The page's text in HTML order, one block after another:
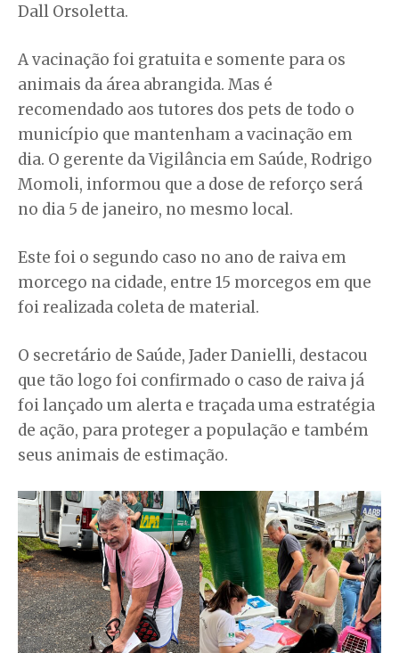
Dall Orsoletta.
A vacinação foi gratuita e somente para os
animais da área abrangida. Mas é
recomendado aos tutores dos pets de todo o
município que mantenham a vacinação em
dia. O gerente da Vigilância em Saúde, Rodrigo
Momoli, informou que a dose de reforço será
no dia 5 de janeiro, no mesmo local.
Este foi o segundo caso no ano de raiva em
morcego na cidade, entre 15 morcegos em que
foi realizada coleta de material.
O secretário de Saúde, Jader Danielli, destacou
que tão logo foi confirmado o caso de raiva já
foi lançado um alerta e traçada uma estratégia
de ação, para proteger a população e também
seus animais de estimação.